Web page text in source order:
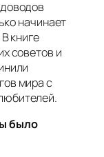
начинает
книге
советов и
мира с
было